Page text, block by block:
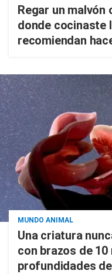
Regar un malvón
donde cocinaste
recomiendan
MUNDO ANIMAL
Una criatura
con brazos de
profundidades